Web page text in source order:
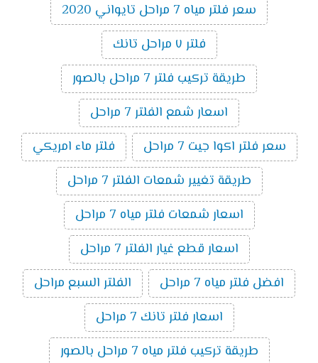
سعر فلتر مياه 7 مراحل تايواني 2020
فلتر ٧ مراحل تانك
طريقة تركيب فلتر 7 مراحل بالصور
اسعار شمع الفلتر 7 مراحل
سعر فلتر اكوا جيت 7 مراحل
فلتر ماء امريكي
طريقة تغيير شمعات الفلتر 7 مراحل
اسعار شمعات فلتر مياه 7 مراحل
اسعار قطع غيار الفلتر 7 مراحل
افضل فلتر مياه 7 مراحل
الفلتر السبع مراحل
اسعار فلتر تانك 7 مراحل
طريقة تركيب فلتر مياه 7 مراحل بالصور